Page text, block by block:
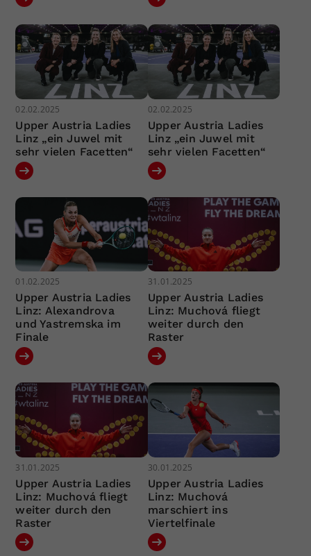
02.02.2025
Upper Austria Ladies
Linz „ein Juwel mit
sehr vielen Facetten“
02.02.2025
Upper Austria Ladies
Linz „ein Juwel mit
sehr vielen Facetten“
01.02.2025
Upper Austria Ladies
Linz: Alexandrova
und Yastremska im
Finale
31.01.2025
Upper Austria Ladies
Linz: Muchová fliegt
weiter durch den
Raster
31.01.2025
Upper Austria Ladies
Linz: Muchová fliegt
weiter durch den
Raster
30.01.2025
Upper Austria Ladies
Linz: Muchová
marschiert ins
Viertelfinale